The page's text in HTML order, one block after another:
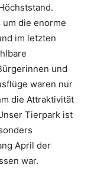
die enorme
im letzten
und
waren nur
die Attraktivität
Tierpark ist
April der
war.